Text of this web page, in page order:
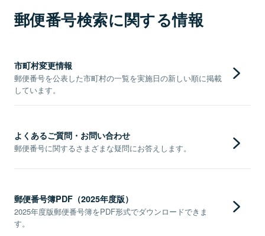
郵便番号検索に関する情報
市町村変更情報
郵便番号を公表した市町村の一覧を実施日の新しい順に掲載
しています。
よくあるご質問・お問い合わせ
郵便番号に関するさまざまな疑問にお答えします。
郵便番号簿PDF（2025年度版）
2025年度版郵便番号簿をPDF形式でダウンロードできま
す。